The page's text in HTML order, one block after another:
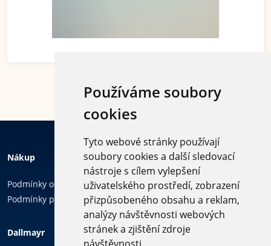
Používáme soubory
cookies
Tyto webové stránky používají
soubory cookies a další sledovací
nástroje s cílem vylepšení
uživatelského prostředí, zobrazení
přizpůsobeného obsahu a reklam,
analýzy návštěvnosti webových
stránek a zjištění zdroje
Nákup
Podmínky ochrany osobních údajů
Podmínky používání cookies
Dallmayr